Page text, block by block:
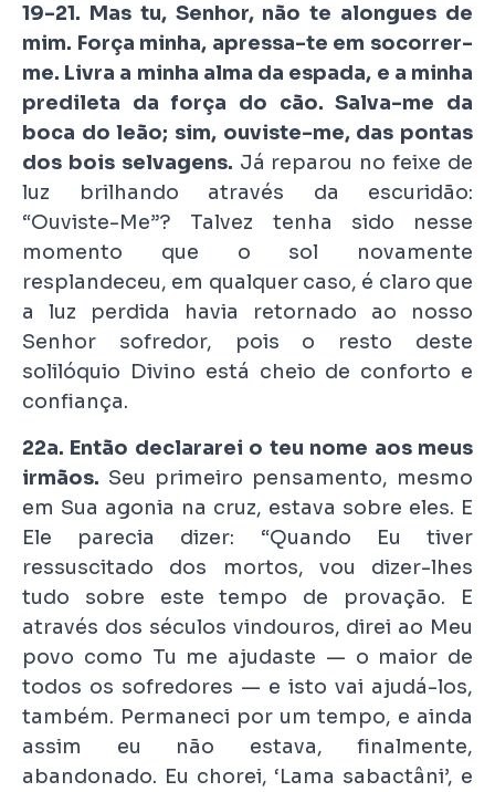
19-21. Mas tu, Senhor, não te alongues de
mim. Força minha, apressa-te em socorrer-
me. Livra a minha alma da espada, e a minha
predileta da força do cão. Salva-me da
boca do leão; sim, ouviste-me, das pontas
dos bois selvagens. Já reparou no feixe de
luz brilhando através da escuridão:
“Ouviste-Me”? Talvez tenha sido nesse
momento que o sol novamente
resplandeceu, em qualquer caso, é claro que
a luz perdida havia retornado ao nosso
Senhor sofredor, pois o resto deste
solilóquio Divino está cheio de conforto e
confiança.
22a. Então declararei o teu nome aos meus
irmãos. Seu primeiro pensamento, mesmo
em Sua agonia na cruz, estava sobre eles. E
Ele parecia dizer: “Quando Eu tiver
ressuscitado dos mortos, vou dizer-lhes
tudo sobre este tempo de provação. E
através dos séculos vindouros, direi ao Meu
povo como Tu me ajudaste — o maior de
todos os sofredores — e isto vai ajudá-los,
também. Permaneci por um tempo, e ainda
assim eu não estava, finalmente,
abandonado. Eu chorei, ‘Lama sabactâni’, e